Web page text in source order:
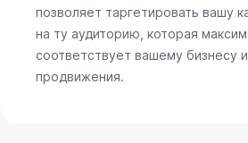
позволяет таргетировать вашу
на ту аудиторию, которая
соответствует вашему бизнесу
продвижения.